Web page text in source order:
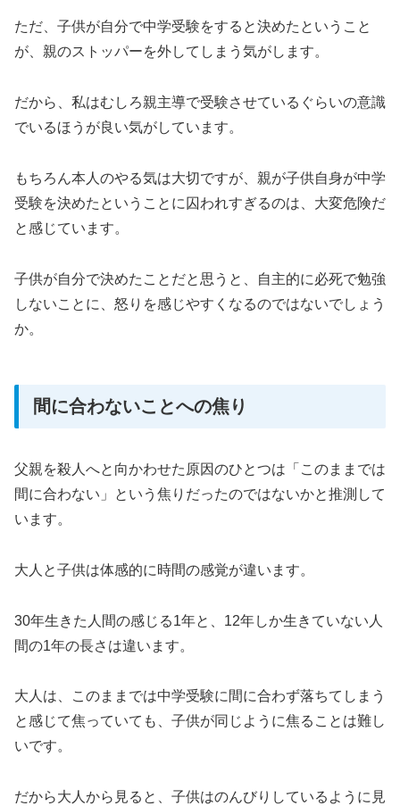
ただ、子供が自分で中学受験をすると決めたということ
が、親のストッパーを外してしまう気がします。
だから、私はむしろ親主導で受験させているぐらいの意識
でいるほうが良い気がしています。
もちろん本人のやる気は大切ですが、親が子供自身が中学
受験を決めたということに囚われすぎるのは、大変危険だ
と感じています。
子供が自分で決めたことだと思うと、自主的に必死で勉強
しないことに、怒りを感じやすくなるのではないでしょう
か。
間に合わないことへの焦り
父親を殺人へと向かわせた原因のひとつは「このままでは
間に合わない」という焦りだったのではないかと推測して
います。
大人と子供は体感的に時間の感覚が違います。
30年生きた人間の感じる1年と、12年しか生きていない人
間の1年の長さは違います。
大人は、このままでは中学受験に間に合わず落ちてしまう
と感じて焦っていても、子供が同じように焦ることは難し
いです。
だから大人から見ると、子供はのんびりしているように見